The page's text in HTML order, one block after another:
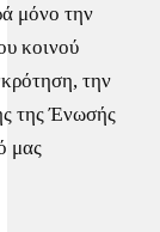
μόνο την
κοινού
την
της Ένωσής
μας